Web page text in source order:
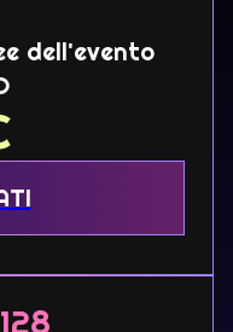
dell'evento
128